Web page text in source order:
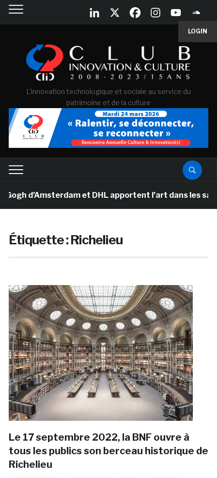
LOGIN
L'innovation technologique et sociale au service du
patrimoine et de la culture
d’Amsterdam et DHL apportent l’art dans les salles
Étiquette :Richelieu
Le 17 septembre 2022, la BNF ouvre à
tous les publics son berceau historique de
Richelieu